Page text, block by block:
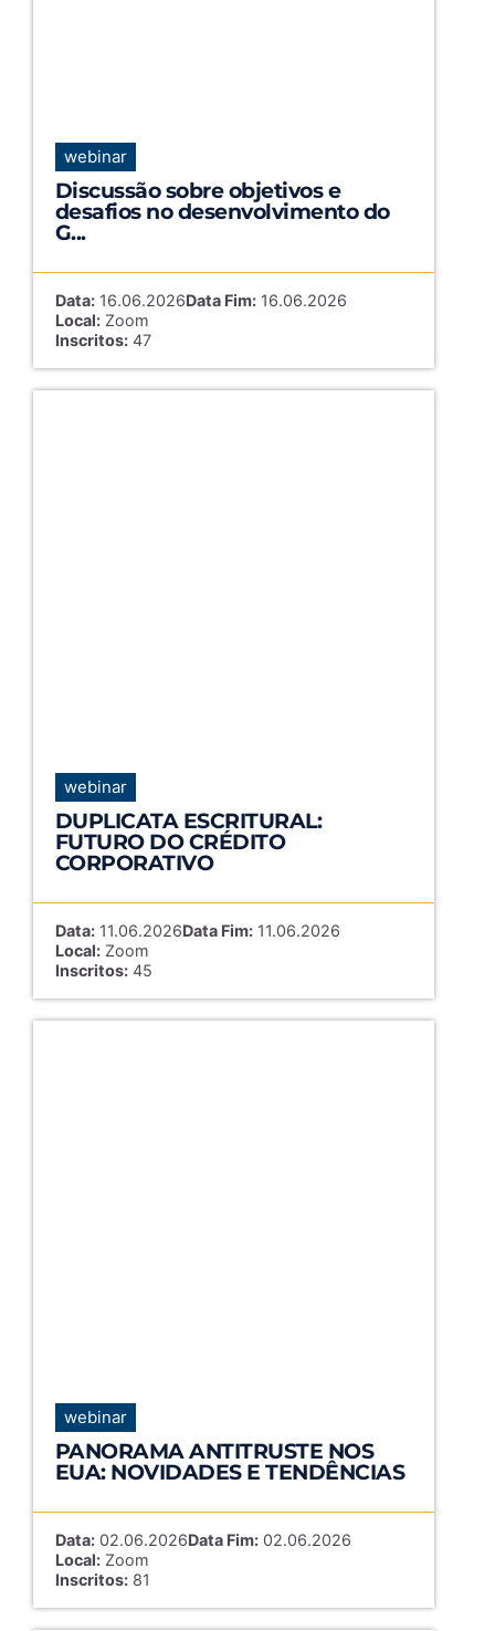
webinar
Discussão sobre objetivos e
desafios no desenvolvimento do
G...
Data:16.06.2026Data Fim:16.06.2026
Local:Zoom
Inscritos:47
webinar
DUPLICATA ESCRITURAL:
FUTURO DO CRÉDITO
CORPORATIVO
Data:11.06.2026Data Fim:11.06.2026
Local:Zoom
Inscritos:45
webinar
PANORAMA ANTITRUSTE NOS
EUA: NOVIDADES E TENDÊNCIAS
Data:02.06.2026Data Fim:02.06.2026
Local:Zoom
Inscritos:81